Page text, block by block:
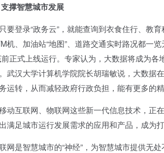
撑智慧城市发展
登录“政务云”，就能查询到衣食住行、教
机、加油站“地图”、道路交通实时路况都
正式上线运行。专家认为，大数据将成为
武汉大学计算机学院院长胡瑞敏说，大数据
运转，从而减轻政府行政负担，能有更多的
互联网、物联网这些新一代信息技术，正
满足城市运行发展需求的应用和产品，成为
是智慧城市的“神经”，为智慧城市提供无处